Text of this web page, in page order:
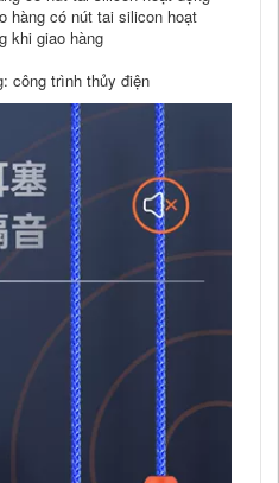
hàng có nút tai silicon hoạt
khi giao hàng
công trình thủy điện